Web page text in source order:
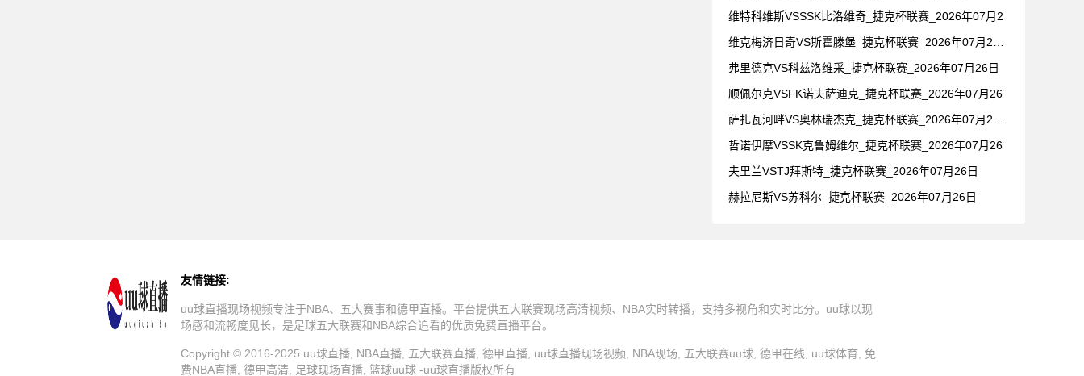
维特科维斯VSSSK比洛维奇_捷克杯联赛_2026年07月2
弗里德克VS科兹洛维采_捷克杯联赛_2026年07月26日
顺佩尔克VSFK诺夫萨迪克_捷克杯联赛_2026年07月26
哲诺伊摩VSSK克鲁姆维尔_捷克杯联赛_2026年07月26
夫里兰VSTJ拜斯特_捷克杯联赛_2026年07月26日
赫拉尼斯VS苏科尔_捷克杯联赛_2026年07月26日
友情链接:
uu球直播现场视频专注于NBA、五大赛事和德甲直播。平台提供五大联赛现场高清视频、NBA实时转播，支持多视角和实时比分。uu球以现
场感和流畅度见长，是足球五大联赛和NBA综合追看的优质免费直播平台。
Copyright © 2016-2025 uu球直播, NBA直播, 五大联赛直播, 德甲直播, uu球直播现场视频, NBA现场, 五大联赛uu球, 德甲在线, uu球体育, 免
费NBA直播, 德甲高清, 足球现场直播, 篮球uu球 -uu球直播版权所有